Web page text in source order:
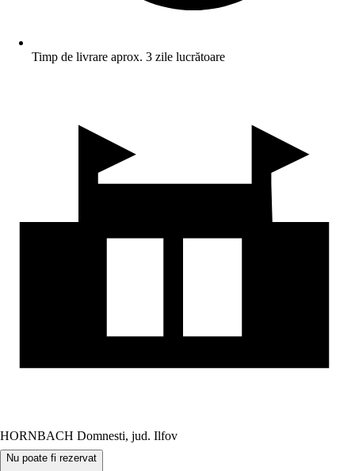
Timp de livrare aprox. 3 zile lucrătoare
HORNBACH Domnesti, jud. Ilfov
Nu poate fi rezervat